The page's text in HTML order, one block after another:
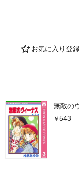
お気に入り登録
無敵の
543